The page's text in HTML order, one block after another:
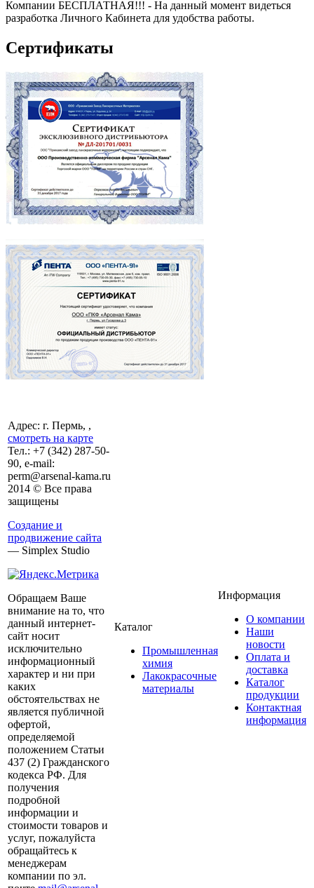
Компании БЕСПЛАТНАЯ!!! - На данный момент видеться
разработка Личного Кабинета для удобства работы.
Сертификаты
Адрес: г. Пермь, ,
смотреть на карте
Тел.: +7 (342) 287-50-
90, e-mail:
perm@arsenal-kama.ru
2014 © Все права
защищены
Создание и
продвижение сайта
— Simplex Studio
Обращаем Ваше
внимание на то, что
данный интернет-
сайт носит
исключительно
информационный
характер и ни при
каких
обстоятельствах не
является публичной
офертой,
определяемой
положением Статьи
437 (2) Гражданского
кодекса РФ. Для
получения
подробной
информации и
стоимости товаров и
услуг, пожалуйста
обращайтесь к
менеджерам
компании по эл.
Каталог
Промышленная
химия
Лакокрасочные
материалы
Информация
О компании
Наши
новости
Оплата и
доставка
Каталог
продукции
Контактная
информация